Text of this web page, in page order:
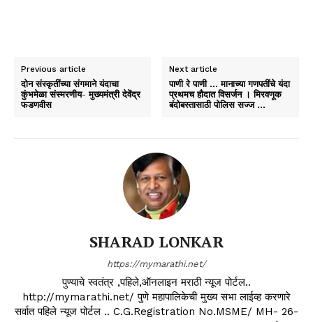
Previous article
दोन संस्कृतींच्या संगमाने यंदाचा
कुंभमेळा संस्मरणीय- मुख्यमंत्री देवेंद्र
फडणवीस
Next article
पाणी रे पाणी … मानाच्या गणपतींचे यंदा
प्रथमच हौदात विसर्जन । मिरवणूक
बंदोबस्तासाठी पोलिस सज्ज …
SHARAD LONKAR
https://mymarathi.net/
पुण्याचे स्वतंत्र ,पहिले,ऑनलाइन मराठी न्यूज पोर्टल..
http://mymarathi.net/ पुणे महापालिकेची मुख्य सभा लाईव्ह करणारे
सर्वात पहिले न्यूज पोर्टल .. C.G.Registration No.MSME/ MH- 26-